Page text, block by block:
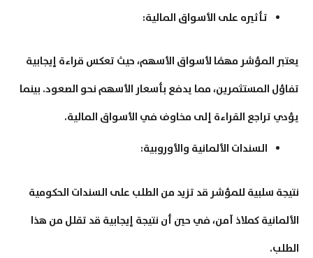
تأثيره على الأسواق المالية:
يعتبر المؤشر مهمًا لأسواق الأسهم، حيث تعكس قراءة إيجابية
تفاؤل المستثمرين، مما يدفع بأسعار الأسهم نحو الصعود. بينما
يؤدي تراجع القراءة إلى مخاوف في الأسواق المالية.
السندات الألمانية والأوروبية:
نتيجة سلبية للمؤشر قد تزيد من الطلب على السندات الحكومية
الألمانية كملاذ آمن، في حين أن نتيجة إيجابية قد تقلل من هذا
الطلب.